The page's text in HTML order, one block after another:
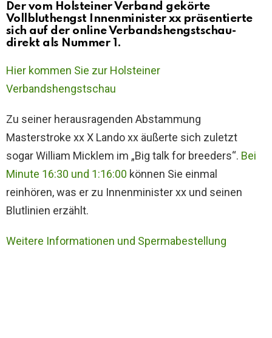
Der vom Holsteiner Verband gekörte
Vollbluthengst Innenminister xx präsentierte
sich auf der online Verbandshengstschau-
direkt als Nummer 1.
Hier kommen Sie zur Holsteiner
Verbandshengstschau
Zu seiner herausragenden Abstammung
Masterstroke xx X Lando xx äußerte sich zuletzt
sogar William Micklem im „Big talk for breeders“. Bei
Minute 16:30 und 1:16:00 können Sie einmal
reinhören, was er zu Innenminister xx und seinen
Blutlinien erzählt.
Weitere Informationen und Spermabestellung